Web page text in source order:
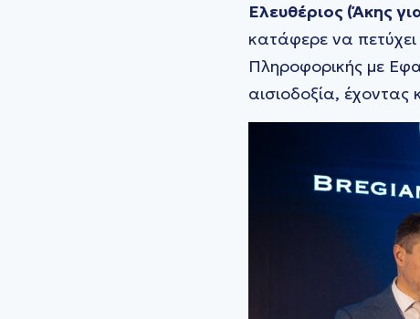
Ελευθέριος (Άκης
κατάφερε να
Πληροφορικής με
αισιοδοξία,